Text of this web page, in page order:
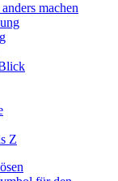
machen
Z